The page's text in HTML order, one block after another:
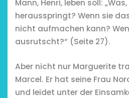
Mann, Henri, leben soll:
herausspringt? Wenn sie
nicht aufmachen kann?
ausrutscht?“ (Seite 27).
Aber nicht nur Marguerite
Marcel. Er hat seine Frau
und leidet unter der